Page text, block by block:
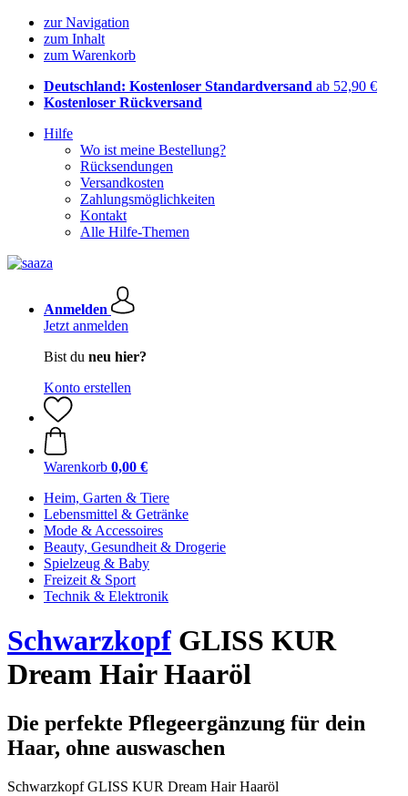
zur Navigation
zum Inhalt
zum Warenkorb
Deutschland: Kostenloser Standardversand ab 52,90 €
Kostenloser Rückversand
Hilfe
Wo ist meine Bestellung?
Rücksendungen
Versandkosten
Zahlungsmöglichkeiten
Kontakt
Alle Hilfe-Themen
Anmelden
Jetzt anmelden
Bist du neu hier?
Konto erstellen
Warenkorb 0,00 €
Heim, Garten & Tiere
Lebensmittel & Getränke
Mode & Accessoires
Beauty, Gesundheit & Drogerie
Spielzeug & Baby
Freizeit & Sport
Technik & Elektronik
Schwarzkopf GLISS KUR
Dream Hair Haaröl
Die perfekte Pflegeergänzung für dein
Haar, ohne auswaschen
Schwarzkopf GLISS KUR Dream Hair Haaröl